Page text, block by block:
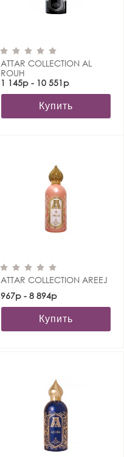
ATTAR COLLECTION AL
ROUH
1 145р - 10 551р
Купить
ATTAR COLLECTION AREEJ
967р - 8 894р
Купить